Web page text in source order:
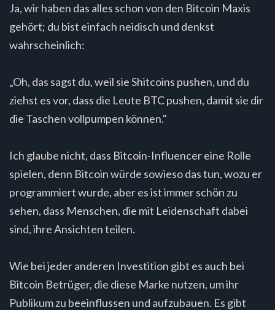
Ja, wir haben das alles schon von den Bitcoin Maxis
gehört; du bist einfach neidisch und denkst
wahrscheinlich:
„Oh, das sagst du, weil sie Shitcoins pushen, und du
ziehst es vor, dass die Leute BTC pushen, damit sie dir
die Taschen vollpumpen können."
Ich glaube nicht, dass Bitcoin-Influencer eine Rolle
spielen, denn Bitcoin würde sowieso das tun, wozu er
programmiert wurde, aber es ist immer schön zu
sehen, dass Menschen, die mit Leidenschaft dabei
sind, ihre Ansichten teilen.
Wie bei jeder anderen Investition gibt es auch bei
Bitcoin Betrüger, die diese Marke nutzen, um ihr
Publikum zu beeinflussen und aufzubauen. Es gibt